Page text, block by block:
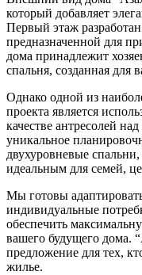
который добавляет
Первый этаж
предназначенной для
дома принадлежит
спальня, созданная для
Однако одной из
проекта является
качестве антресолей
уникальное
двухуровневые
идеальным для семей,
Мы готовы
индивидуальные
обеспечить
вашего будущего дома.
предложение для тех,
жилье.